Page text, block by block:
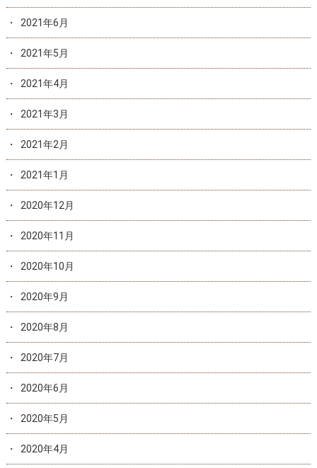
2021年6月
2021年5月
2021年4月
2021年3月
2021年2月
2021年1月
2020年12月
2020年11月
2020年10月
2020年9月
2020年8月
2020年7月
2020年6月
2020年5月
2020年4月